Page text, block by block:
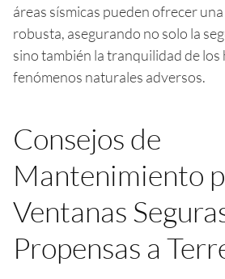
áreas sísmicas pueden ofrecer
robusta, asegurando no solo la
sino también la tranquilidad de
fenómenos naturales adversos.
Consejos de
Mantenimiento
Ventanas
Propensas a